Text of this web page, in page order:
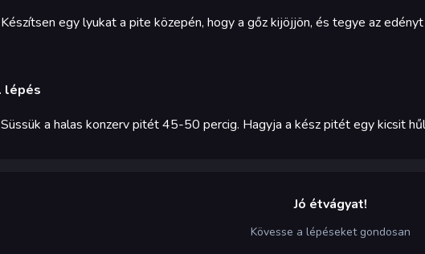
Készítsen egy lyukat a pite közepén, hogy a gőz kijöjjön, és tegye az
lépés
Süssük a halas konzerv pitét 45-50 percig. Hagyja a kész pitét egy kicsit
Jó étvágyat!
Kövesse a lépéseket gondosan